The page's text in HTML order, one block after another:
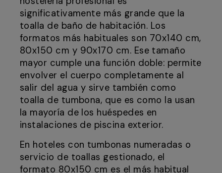
significativamente más grande que la
toalla de baño de habitación. Los
formatos más habituales son 70x140 cm,
80x150 cm y 90x170 cm. Ese tamaño
mayor cumple una función doble: permite
envolver el cuerpo completamente al
salir del agua y sirve también como
toalla de tumbona, que es como la usan
la mayoría de los huéspedes en
instalaciones de piscina exterior.
En hoteles con tumbonas numeradas o
servicio de toallas gestionado, el
formato 80x150 cm es el más habitual